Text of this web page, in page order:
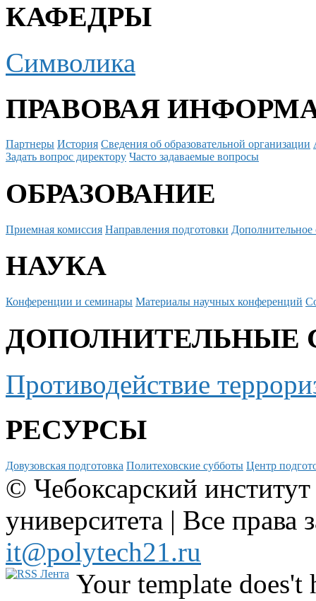
КАФЕДРЫ
Символика
ПРАВОВАЯ
Партнеры История Сведения об образовательной организации
Задать вопрос директору Часто задаваемые вопросы
ОБРАЗОВАНИЕ
Приемная комиссия Направления подготовки Дополнительное
НАУКА
Конференции и семинары Материалы научных конференций
ДОПОЛНИТЕЛЬНЫЕ
Противодействие
РЕСУРСЫ
Довузовская подготовка Политеховские субботы Центр
© Чебоксарский
университета | Все
it@polytech21.ru
Your template